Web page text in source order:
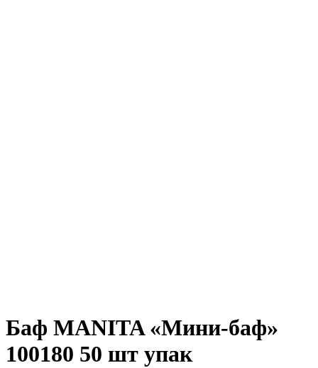
Баф MANITA «Мини-баф»
100180 50 шт упак